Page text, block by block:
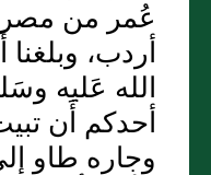
عُمر من مصر
أردب،
الله عَليه
أحدكم أَن
وجاره طاو